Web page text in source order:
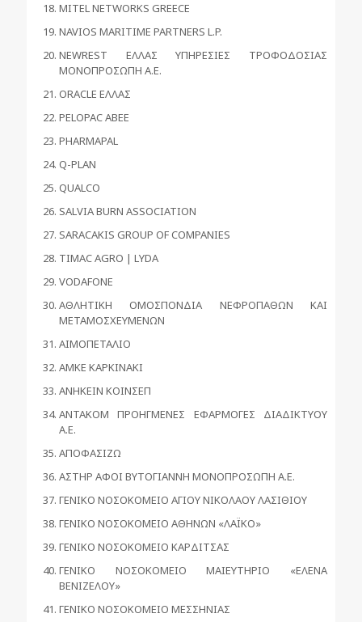
MITEL NETWORKS GREECE
NAVIOS MARITIME PARTNERS L.P.
NEWREST ΕΛΛΑΣ ΥΠΗΡΕΣΙΕΣ ΤΡΟΦΟΔΟΣΙΑΣ
ΜΟΝΟΠΡΟΣΩΠΗ Α.Ε.
ORACLE ΕΛΛΑΣ
PELOPAC ΑΒΕΕ
PHARMAPAL
Q-PLAN
QUALCO
SALVIA BURN ASSOCIATION
SARACAKIS GROUP OF COMPANIES
TIMAC AGRO | LYDA
VODAFONE
ΑΘΛΗΤΙΚΗ ΟΜΟΣΠΟΝΔΙΑ ΝΕΦΡΟΠΑΘΩΝ ΚΑΙ
ΜΕΤΑΜΟΣΧΕΥΜΕΝΩΝ
ΑΙΜΟΠΕΤΑΛΙΟ
ΑΜΚΕ ΚΑΡΚΙΝΑΚΙ
ΑΝΗΚΕΙΝ ΚΟΙΝΣΕΠ
ΑΝΤΑΚΟΜ ΠΡΟΗΓΜΕΝΕΣ ΕΦΑΡΜΟΓΕΣ ΔΙΑΔΙΚΤΥΟΥ
Α.Ε.
ΑΠΟΦΑΣΙΖΩ
ΑΣΤΗΡ ΑΦΟΙ ΒΥΤΟΓΙΑΝΝΗ ΜΟΝΟΠΡΟΣΩΠΗ Α.Ε.
ΓΕΝΙΚΟ ΝΟΣΟΚΟΜΕΙΟ ΑΓΙΟΥ ΝΙΚΟΛΑΟΥ ΛΑΣΙΘΙΟΥ
ΓΕΝΙΚΟ ΝΟΣΟΚΟΜΕΙΟ ΑΘΗΝΩΝ «ΛΑΪΚΟ»
ΓΕΝΙΚΟ ΝΟΣΟΚΟΜΕΙΟ ΚΑΡΔΙΤΣΑΣ
ΓΕΝΙΚΟ ΝΟΣΟΚΟΜΕΙΟ ΜΑΙΕΥΤΗΡΙΟ «ΕΛΕΝΑ
ΒΕΝΙΖΕΛΟΥ»
ΓΕΝΙΚΟ ΝΟΣΟΚΟΜΕΙΟ ΜΕΣΣΗΝΙΑΣ